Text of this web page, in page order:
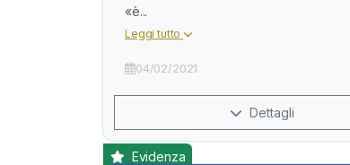
«è...
Leggi tutto
04/02/2021
Dettagli
Evidenza